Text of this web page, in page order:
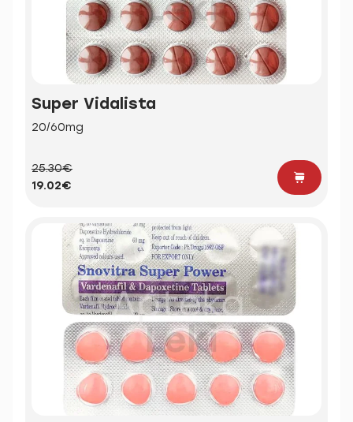
Super Vidalista
20/60mg
25.30€
19.02€